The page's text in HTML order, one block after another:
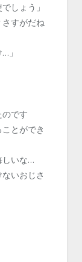
しょう」
さすがだね
」
です
とができ
しいな…
いおじさ